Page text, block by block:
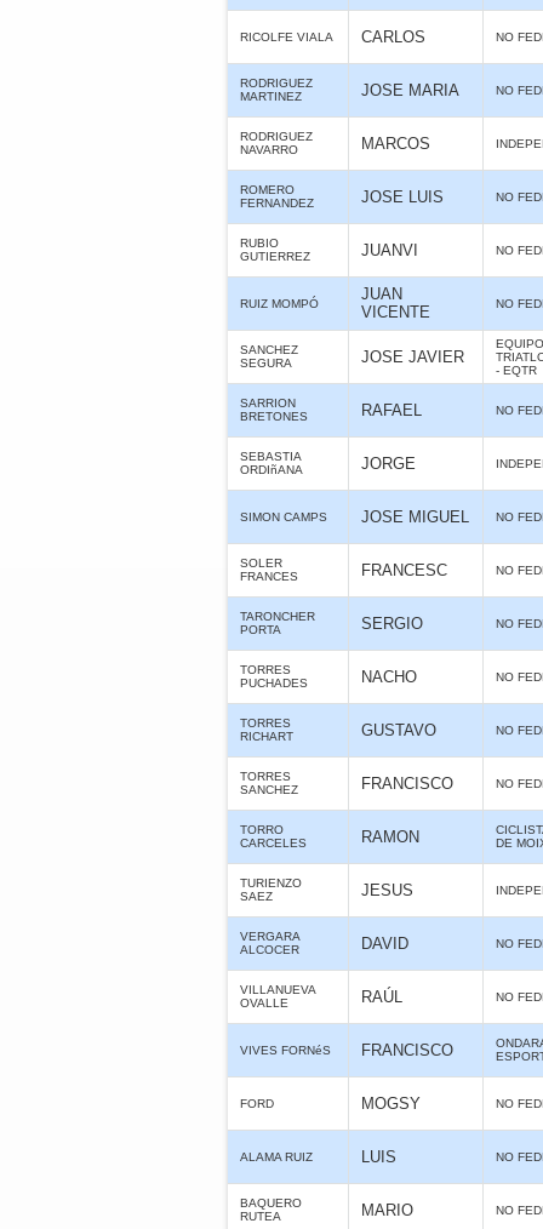
RICOLFE VIALA CARLOS NO
RODRIGUEZ
MARTINEZ
JOSE MARIA NO
RODRIGUEZ
NAVARRO
MARCOS
ROMERO
FERNANDEZ
JOSE LUIS NO
RUBIO
GUTIERREZ
JUANVI NO
RUIZ MOMPÓ
JUAN
VICENTE
NO
SANCHEZ
SEGURA
JOSE JAVIER
- EQTR
SARRION
BRETONES
RAFAEL NO
SEBASTIA
ORDIñANA
JORGE
SIMON CAMPS JOSE MIGUEL NO
SOLER
FRANCES
FRANCESC NO
TARONCHER
PORTA
SERGIO NO
TORRES
PUCHADES
NACHO NO
TORRES
RICHART
GUSTAVO NO
TORRES
SANCHEZ
FRANCISCO NO
TORRO
CARCELES
RAMON
DE
TURIENZO
SAEZ
JESUS
VERGARA
ALCOCER
DAVID NO
VILLANUEVA
OVALLE
RAÚL NO
VIVES FORNéS FRANCISCO
FORD MOGSY NO
ALAMA RUIZ LUIS NO
BAQUERO
RUTEA
MARIO NO